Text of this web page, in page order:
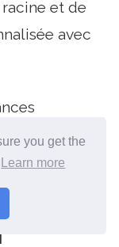
you get the
Learn more
et de
avec
la
les